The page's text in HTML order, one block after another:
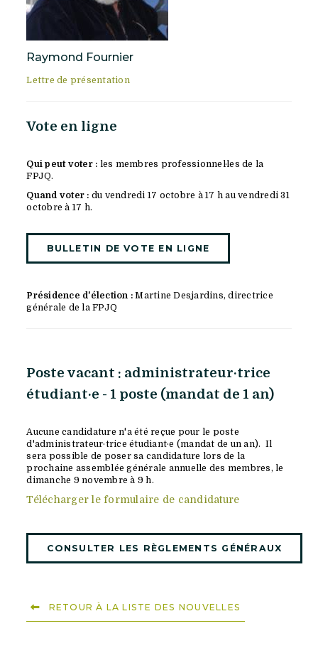
Raymond Fournier
Lettre de présentation
Vote en ligne
Qui peut voter : les membres professionnel·les de la
FPJQ.
Quand voter : du vendredi 17 octobre à 17 h au vendredi 31
octobre à 17 h.
BULLETIN DE VOTE EN LIGNE
Présidence d'élection :Martine Desjardins, directrice
générale de la FPJQ
Poste vacant : administrateur·trice
étudiant·e - 1 poste (mandat de 1 an)
Aucune candidature n'a été reçue pour le poste
d'administrateur·trice étudiant·e (mandat de un an). Il
sera possible de poser sa candidature lors de la
prochaine assemblée générale annuelle des membres, le
dimanche 9 novembre à 9 h.
Télécharger le formulaire de candidature
CONSULTER LES RÈGLEMENTS GÉNÉRAUX
RETOUR À LA LISTE DES NOUVELLES